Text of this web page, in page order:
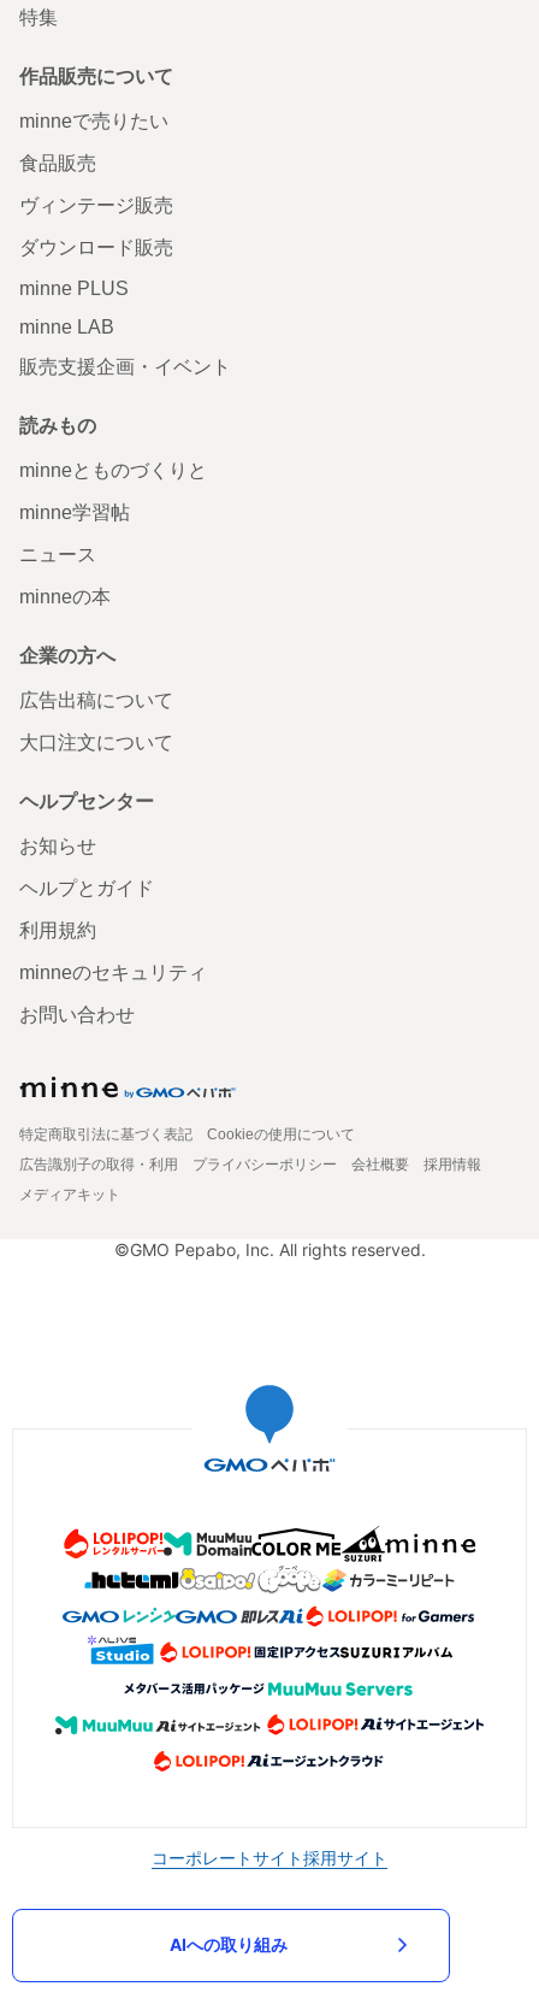
特集
作品販売について
minneで売りたい
食品販売
ヴィンテージ販売
ダウンロード販売
minne PLUS
minne LAB
販売支援企画・イベント
読みもの
minneとものづくりと
minne学習帖
ニュース
minneの本
企業の方へ
広告出稿について
大口注文について
ヘルプセンター
お知らせ
ヘルプとガイド
利用規約
minneのセキュリティ
お問い合わせ
特定商取引法に基づく表記
Cookieの使用について
広告識別子の取得・利用
プライバシーポリシー 会社概要
採用情報
メディアキット
©GMO Pepabo, Inc. All rights reserved.
コーポレートサイト採用サイト
AIへの取り組み